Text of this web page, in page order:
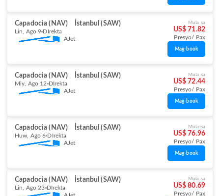
Capadocia (NAV) İstanbul (SAW)
Lin, Ago 9 DIrekta
AJet
Mula sa
US$ 71.82
Presyo/ Pax
Mag-book
Capadocia (NAV) İstanbul (SAW)
Miy, Ago 12 DIrekta
AJet
Mula sa
US$ 72.44
Presyo/ Pax
Mag-book
Capadocia (NAV) İstanbul (SAW)
Huw, Ago 6 DIrekta
AJet
Mula sa
US$ 76.96
Presyo/ Pax
Mag-book
Capadocia (NAV) İstanbul (SAW)
Lin, Ago 23 DIrekta
Mula sa
US$ 80.69
Presyo/ Pax